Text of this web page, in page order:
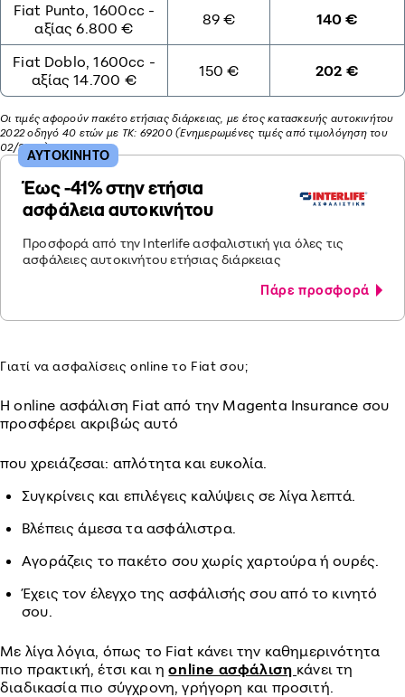
Fiat Punto, 1600cc -
αξίας 6.800 €
89 € 140 €
Fiat Doblo, 1600cc -
αξίας 14.700 €
150 € 202 €
Οι τιμές αφορούν πακέτο ετήσιας διάρκειας, με έτος κατασκευής αυτοκινήτου
2022 οδηγό 40 ετών με ΤΚ: 69200 (Ενημερωμένες τιμές από τιμολόγηση του
02/2026)
Έως -41% στην ετήσια
ασφάλεια αυτοκινήτου
Προσφορά από την Interlife ασφαλιστική για όλες τις
ασφάλειες αυτοκινήτου ετήσιας διάρκειας
Πάρε προσφορά
ΑΥΤΟΚΙΝΗΤΟ
Γιατί να ασφαλίσεις online το Fiat σου;
Η online ασφάλιση Fiat από την Magenta Insurance σου
προσφέρει ακριβώς αυτό
που χρειάζεσαι: απλότητα και ευκολία.
Συγκρίνεις και επιλέγεις καλύψεις σε λίγα λεπτά.
Βλέπεις άμεσα τα ασφάλιστρα.
Αγοράζεις το πακέτο σου χωρίς χαρτούρα ή ουρές.
Έχεις τον έλεγχο της ασφάλισής σου από το κινητό
σου.
Με λίγα λόγια, όπως το Fiat κάνει την καθημερινότητα
πιο πρακτική, έτσι και ηonline ασφάλιση κάνει τη
διαδικασία πιο σύγχρονη, γρήγορη και προσιτή.